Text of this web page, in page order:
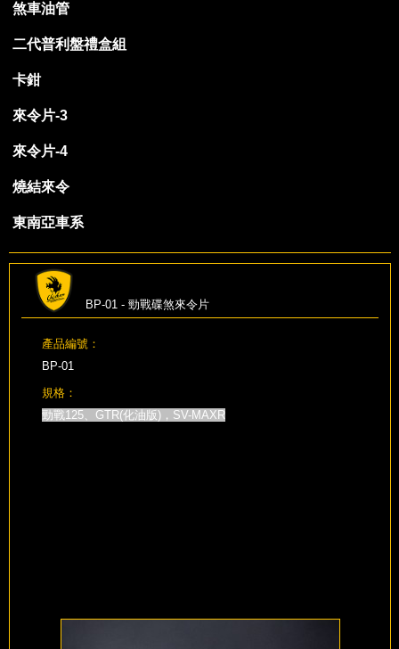
煞車油管
二代普利盤禮盒組
卡鉗
來令片-3
來令片-4
燒結來令
東南亞車系
BP-01 - 勁戰碟煞來令片
產品編號：
BP-01
規格：
勁戰125、GTR(化油版)，SV-MAXR